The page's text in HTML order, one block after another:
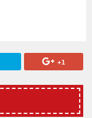
+1